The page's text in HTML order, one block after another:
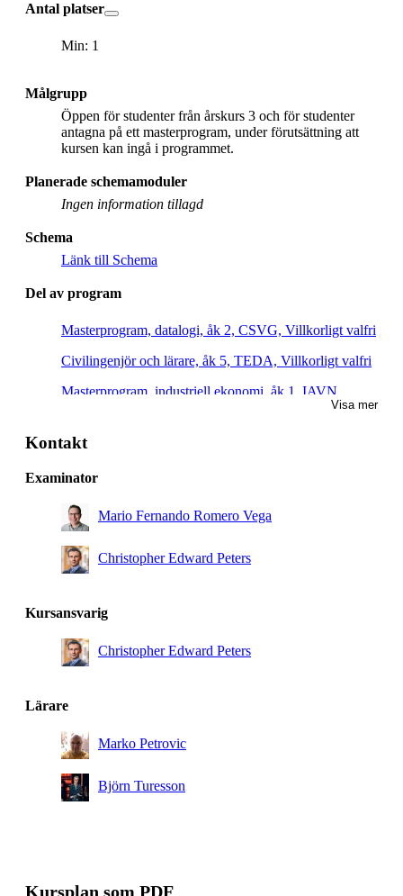
Antal platser
Min: 1
Målgrupp
Öppen för studenter från årskurs 3 och för studenter
antagna på ett masterprogram, under förutsättning att
kursen kan ingå i programmet.
Planerade schemamoduler
Ingen information tillagd
Schema
Länk till Schema
Del av program
Masterprogram, datalogi, åk 2, CSVG, Villkorligt valfri
Civilingenjör och lärare, åk 5, TEDA, Villkorligt valfri
Masterprogram, industriell ekonomi, åk 1, IAVN,
Masterprogram, interaktiv medieteknik, åk 2, Villkorligt
Visa mer
Kontakt
Examinator
Mario Fernando Romero Vega
Christopher Edward Peters
Kursansvarig
Christopher Edward Peters
Lärare
Marko Petrovic
Björn Turesson
Kursplan som PDF